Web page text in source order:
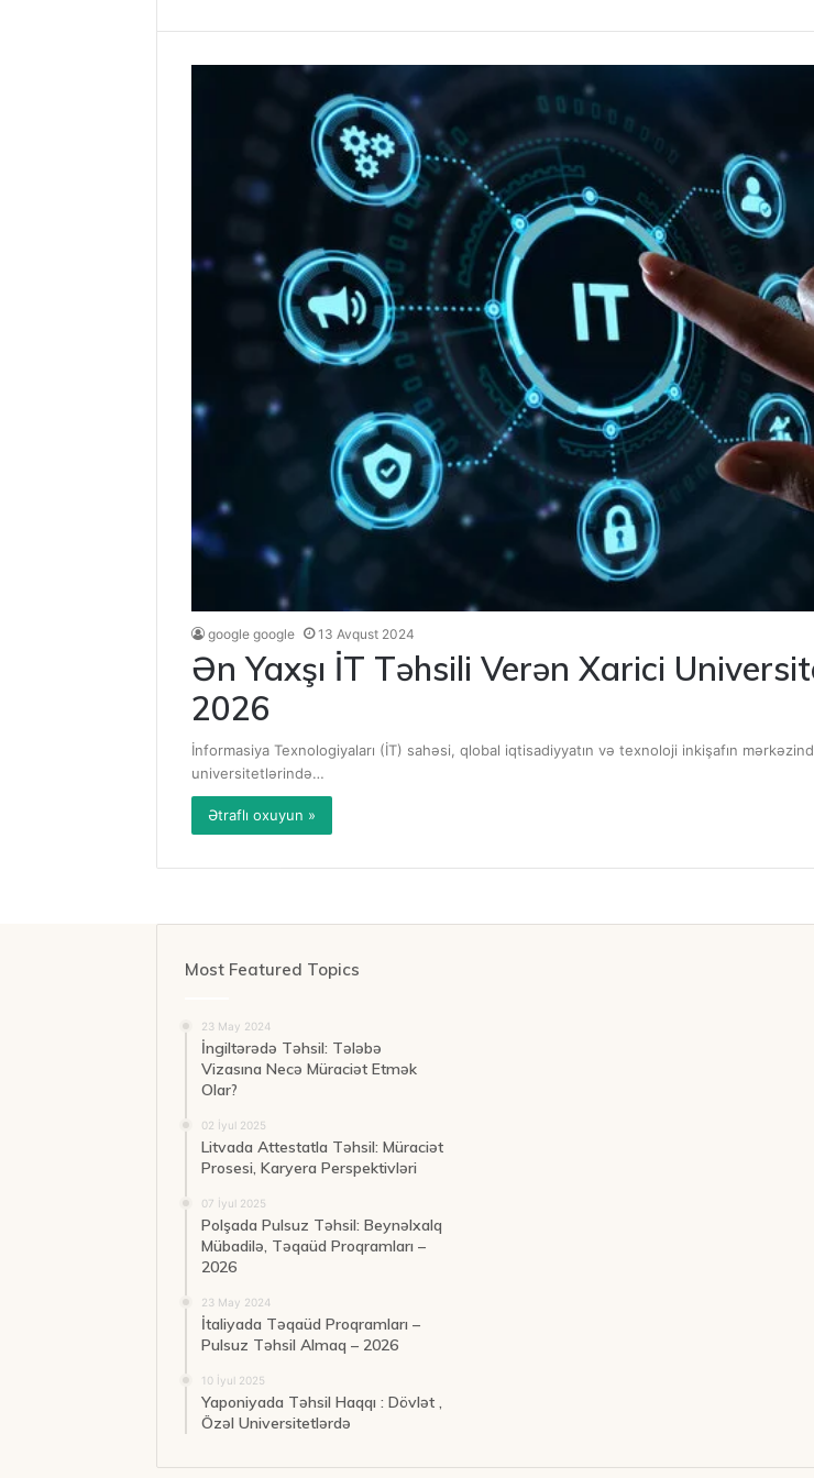
google google 13 Avqust 2024
Ən Yaxşı İT Təhsili Verən Xarici
2026
İnformasiya Texnologiyaları (İT) sahəsi, qlobal iqtisadiyyatın və texnoloji inkişafın
universitetlərində…
Ətraflı oxuyun »
Most Featured Topics
23 May 2024
İngiltərədə Təhsil: Tələbə
Vizasına Necə Müraciət Etmək
Olar?
02 İyul 2025
Litvada Attestatla Təhsil: Müraciət
Prosesi, Karyera Perspektivləri
07 İyul 2025
Polşada Pulsuz Təhsil: Beynəlxalq
Mübadilə, Təqaüd Proqramları –
2026
23 May 2024
İtaliyada Təqaüd Proqramları –
Pulsuz Təhsil Almaq – 2026
10 İyul 2025
Yaponiyada Təhsil Haqqı : Dövlət ,
Özəl Universitetlərdə